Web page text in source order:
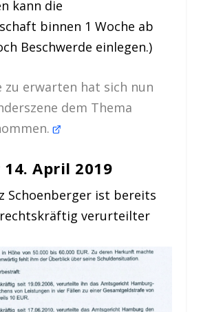
kann die
binnen 1 Woche ab
Beschwerde einlegen.)
zu erwarten hat sich nun
dem Thema
April 2019
Schoenberger ist bereits
rechtskräftig verurteilter